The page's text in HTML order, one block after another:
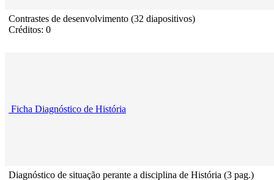
Contrastes de desenvolvimento (32 diapositivos)
Créditos: 0
Ficha Diagnóstico de História
Diagnóstico de situação perante a disciplina de História (3 pag.)